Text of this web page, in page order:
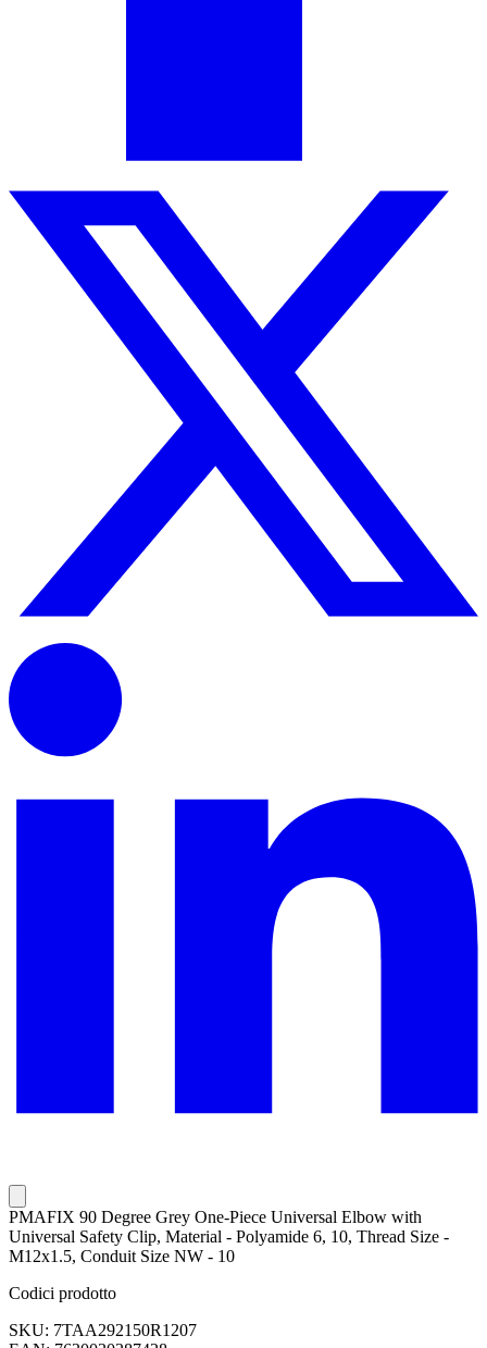
PMAFIX 90 Degree Grey One-Piece Universal Elbow with
Universal Safety Clip, Material - Polyamide 6, 10, Thread Size -
M12x1.5, Conduit Size NW - 10
Codici prodotto
SKU: 7TAA292150R1207